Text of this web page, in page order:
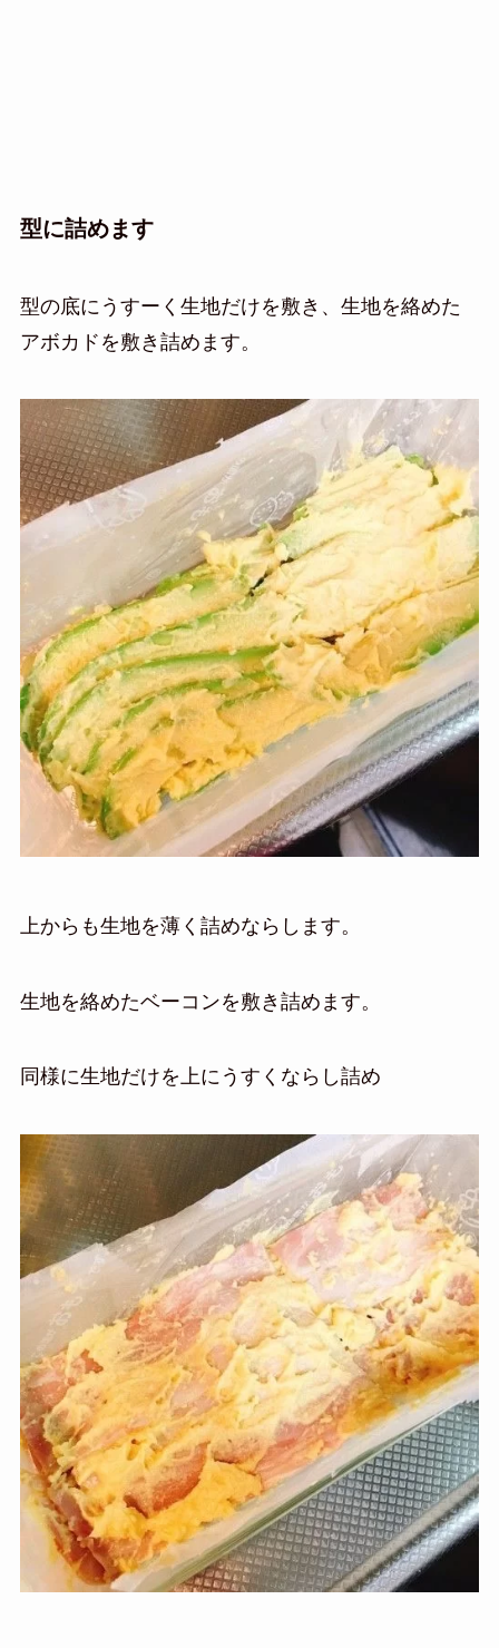
型に詰めます
型の底にうすーく生地だけを敷き、生地を絡めた
アボカドを敷き詰めます。
上からも生地を薄く詰めならします。
生地を絡めたベーコンを敷き詰めます。
同様に生地だけを上にうすくならし詰め